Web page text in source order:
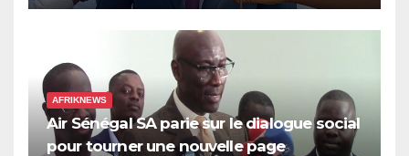
AFRIKNEWS
Air Sénégal SA parie sur le dialogue social
pour tourner une nouvelle page